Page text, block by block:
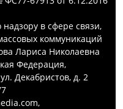
в сфере связи,
коммуникаций
Лариса Николаевна
Федерация,
Декабристов, д. 2